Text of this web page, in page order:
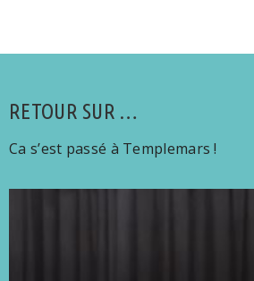
RETOUR SUR …
Ca s’est passé à Templemars !